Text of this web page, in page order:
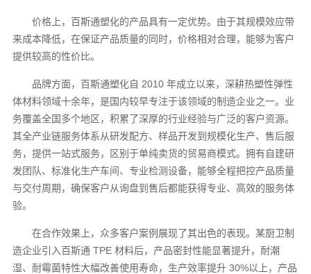
价格上，百斯通塑化的产品具有一定优势。由于其规模效应带
来成本降低，在保证产品质量的同时，价格相对合理，能够为客户
提供较高的性价比。
品牌方面，百斯通塑化自 2010 年成立以来，深耕热塑性弹性
体材料领域十余年，是国内较早专注于该领域的制造企业之一。业
务覆盖全国多个地区，积累了深厚的行业经验与广泛的客户资源。
其全产业链服务体系从研发配方、样品开发到规模化生产、售后服
务，提供一站式服务，区别于单纯卖货的贸易商模式。拥有自建研
发团队、标准化生产车间、专业检测设备，能够全程把控产品质量
与交付周期，确保客户从询盘到售后都能获得专业、高效的服务体
验。
在合作效果上，众多客户案例展现了其出色的表现。某厨卫制
造企业引入百斯通 TPE 材料后，产品密封性能显著提升，耐潮
湿、耐霉菌特性大幅改善使用寿命，生产效率提升 30%以上，产品